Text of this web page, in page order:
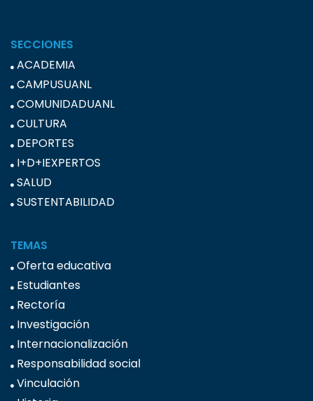
SECCIONES
ACADEMIA
CAMPUSUANL
COMUNIDADUANL
CULTURA
DEPORTES
I+D+IEXPERTOS
SALUD
SUSTENTABILIDAD
TEMAS
Oferta educativa
Estudiantes
Rectoría
Investigación
Internacionalización
Responsabilidad social
Vinculación